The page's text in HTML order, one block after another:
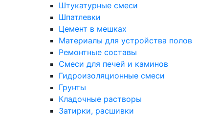
Штукатурные смеси
Шпатлевки
Цемент в мешках
Материалы для устройства полов
Ремонтные составы
Смеси для печей и каминов
Гидроизоляционные смеси
Грунты
Кладочные растворы
Затирки, расшивки